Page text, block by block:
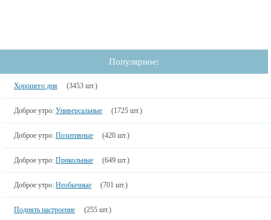
Популярное:
Хорошего дня (3453 шт.)
Доброе утро: Универсальные (1725 шт.)
Доброе утро: Позитивные (420 шт.)
Доброе утро: Прикольные (649 шт.)
Доброе утро: Необычные (701 шт.)
Поднять настроение (255 шт.)